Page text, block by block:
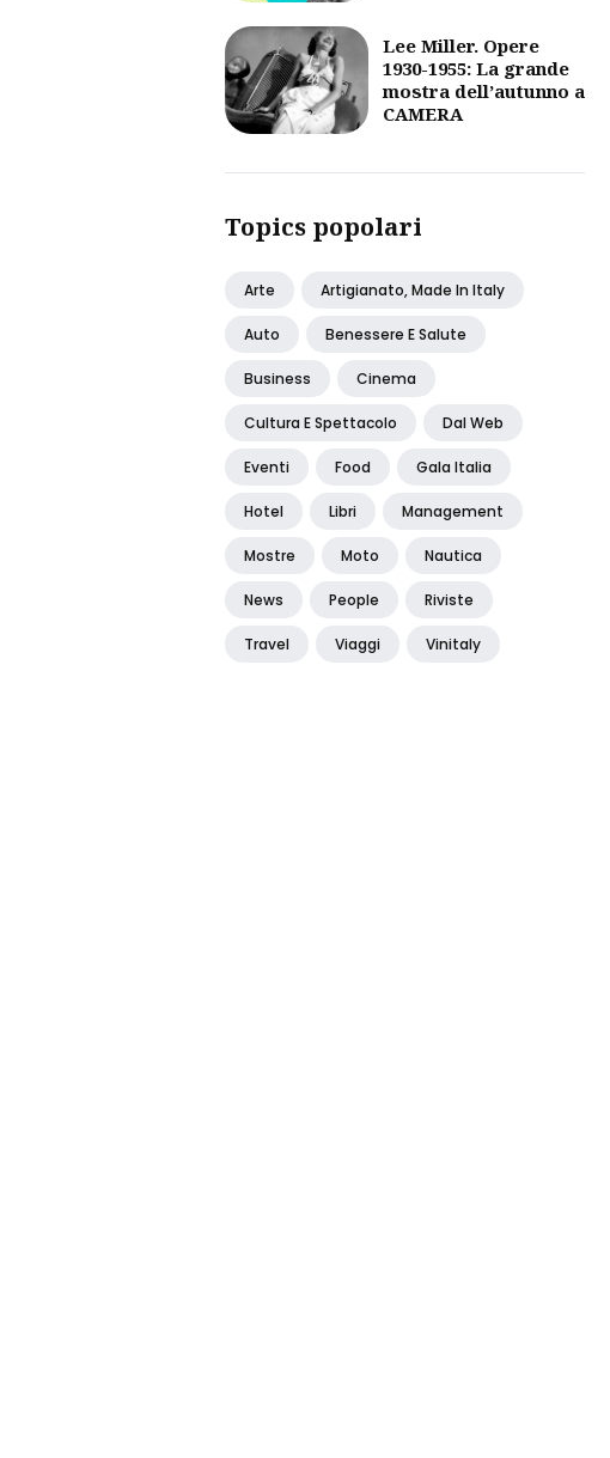
Lee Miller. Opere
1930-1955: La grande
mostra dell’autunno a
CAMERA
Topics popolari
Arte Artigianato, Made In Italy
Auto Benessere E Salute
Business Cinema
Cultura E Spettacolo Dal Web
Eventi Food Gala Italia
Hotel Libri Management
Mostre Moto Nautica
News People Riviste
Travel Viaggi Vinitaly